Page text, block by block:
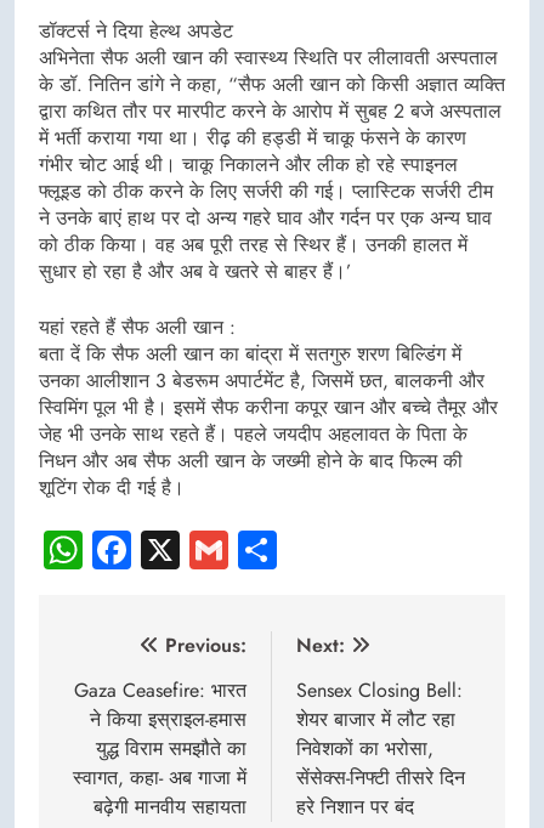
डॉक्टर्स ने दिया हेल्थ अपडेट
अभिनेता सैफ अली खान की स्वास्थ्य स्थिति पर लीलावती अस्पताल
के डॉ. नितिन डांगे ने कहा, “सैफ अली खान को किसी अज्ञात व्यक्ति
द्वारा कथित तौर पर मारपीट करने के आरोप में सुबह 2 बजे अस्पताल
में भर्ती कराया गया था। रीढ़ की हड्डी में चाकू फंसने के कारण
गंभीर चोट आई थी। चाकू निकालने और लीक हो रहे स्पाइनल
फ्लूइड को ठीक करने के लिए सर्जरी की गई। प्लास्टिक सर्जरी टीम
ने उनके बाएं हाथ पर दो अन्य गहरे घाव और गर्दन पर एक अन्य घाव
को ठीक किया। वह अब पूरी तरह से स्थिर हैं। उनकी हालत में
सुधार हो रहा है और अब वे खतरे से बाहर हैं।’
यहां रहते हैं सैफ अली खान :
बता दें कि सैफ अली खान का बांद्रा में सतगुरु शरण बिल्डिंग में
उनका आलीशान 3 बेडरूम अपार्टमेंट है, जिसमें छत, बालकनी और
स्विमिंग पूल भी है। इसमें सैफ करीना कपूर खान और बच्चे तैमूर और
जेह भी उनके साथ रहते हैं। पहले जयदीप अहलावत के पिता के
निधन और अब सैफ अली खान के जख्मी होने के बाद फिल्म की
शूटिंग रोक दी गई है।
WhatsApp
Facebook
X Gmail
navigation
Previous:
Gaza Ceasefire: भारत
ने किया इस्राइल-हमास
युद्ध विराम समझौते का
स्वागत, कहा- अब गाजा में
बढ़ेगी मानवीय सहायता
Next:
Sensex Closing Bell:
शेयर बाजार में लौट रहा
निवेशकों का भरोसा,
सेंसेक्स-निफ्टी तीसरे दिन
हरे निशान पर बंद